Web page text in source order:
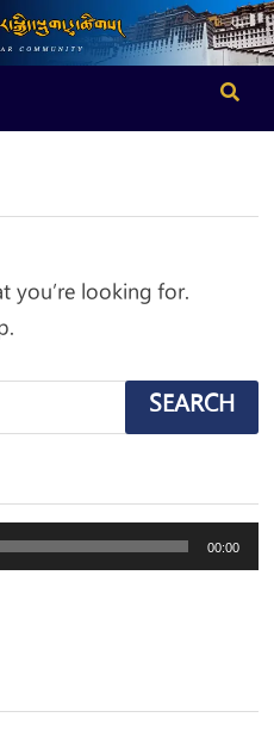
you’re looking for.
00:00